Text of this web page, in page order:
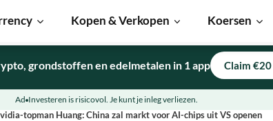
Kopen & Verkopen Koersen
topman Huang: China zal markt voor AI-chips uit VS openen
grondstoffen en edelmetalen in 1 app Claim
Ad Investeren is risicovol. Je kunt je inleg verliezen.